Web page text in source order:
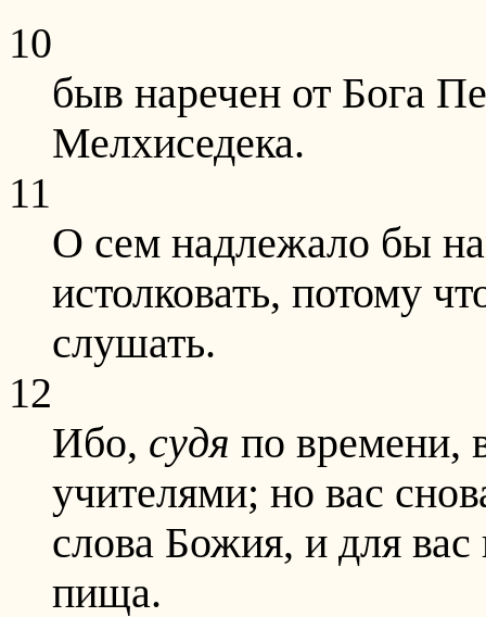
10
быв наречен от Бога
Мелхиседека.
11
О сем надлежало бы
истолковать, потому
слушать.
12
Ибо, судя по времени,
учителями; но вас
слова Божия, и для
пища.